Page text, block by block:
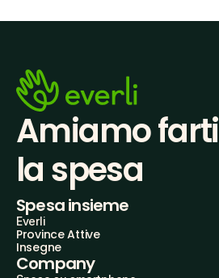
Amiamo farti
la spesa
Spesa insieme
Everli
Province Attive
Insegne
Company